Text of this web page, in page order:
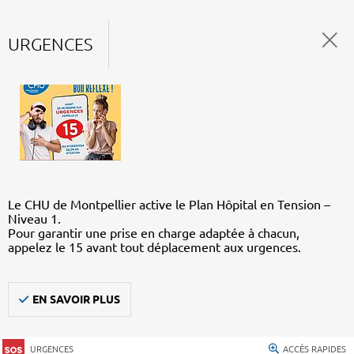
URGENCES
Le CHU de Montpellier active le Plan Hôpital en Tension –
Niveau 1.
Pour garantir une prise en charge adaptée à chacun,
appelez le 15 avant tout déplacement aux urgences.
EN SAVOIR PLUS
URGENCES ACCÈS RAPIDES